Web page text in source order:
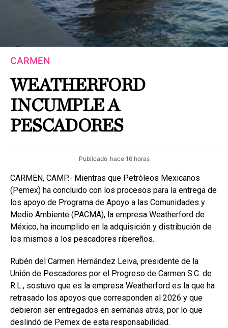
CARMEN
WEATHERFORD
INCUMPLE A
PESCADORES
Publicado hace 16 horas
CARMEN, CAMP.- Mientras que Petróleos Mexicanos
(Pemex) ha concluido con los procesos para la entrega de
los apoyo de Programa de Apoyo a las Comunidades y
Medio Ambiente (PACMA), la empresa Weatherford de
México, ha incumplido en la adquisición y distribución de
los mismos a los pescadores ribereños.
Rubén del Carmen Hernández Leiva, presidente de la
Unión de Pescadores por el Progreso de Carmen S.C. de
R.L., sostuvo que es la empresa Weatherford es la que ha
retrasado los apoyos que corresponden al 2026 y que
debieron ser entregados en semanas atrás, por lo que
deslindó de Pemex de esta responsabilidad.